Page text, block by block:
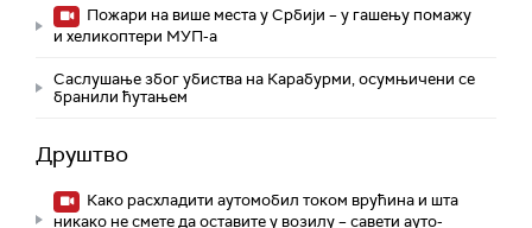
Пожари на више места у Србији – у гашењу помажу
и хеликоптери МУП-а
Саслушање због убиства на Карабурми, осумњичени се
бранили ћутањем
Друштво
Како расхладити аутомобил током врућина и шта
никако не смете да оставите у возилу – савети ауто-